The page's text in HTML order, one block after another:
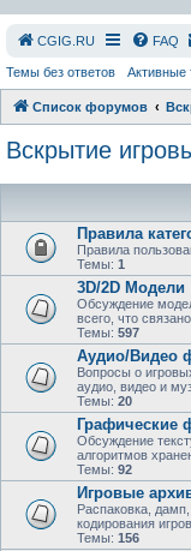
СGIG.RU FAQ
Темы без ответов Активные
Список форумов
Вскрытие
Правила
Правила
Темы: 1
3D/2D Модели
Обсуждение
всего, что
Темы: 597
Аудио/Видео
Вопросы о
аудио, видео и
Темы: 20
Графические
Обсуждение
алгоритмов
Темы: 92
Игровые
Распаковка,
кодирования
Темы: 156